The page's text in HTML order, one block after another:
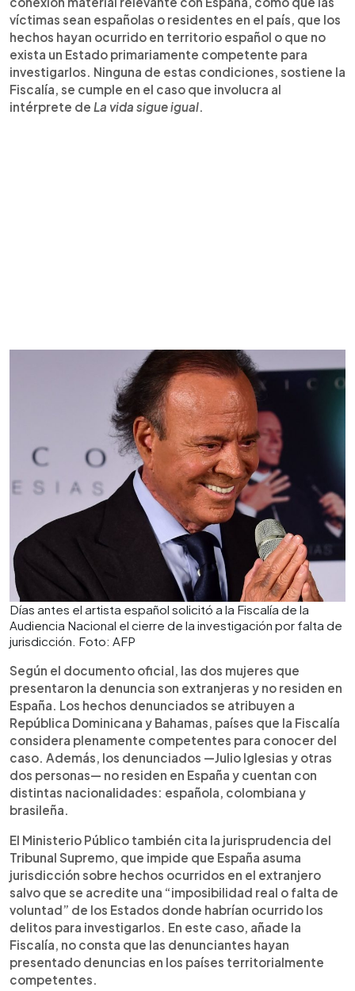
víctimas sean españolas o residentes en el país, que los
hechos hayan ocurrido en territorio español o que no
exista un Estado primariamente competente para
investigarlos. Ninguna de estas condiciones, sostiene la
Fiscalía, se cumple en el caso que involucra al
intérprete de La vida sigue igual.
Días antes el artista español solicitó a la Fiscalía de la
Audiencia Nacional el cierre de la investigación por falta de
jurisdicción. Foto: AFP
Según el documento oficial, las dos mujeres que
presentaron la denuncia son extranjeras y no residen en
España. Los hechos denunciados se atribuyen a
República Dominicana y Bahamas, países que la Fiscalía
considera plenamente competentes para conocer del
caso. Además, los denunciados —Julio Iglesias y otras
dos personas— no residen en España y cuentan con
distintas nacionalidades: española, colombiana y
brasileña.
El Ministerio Público también cita la jurisprudencia del
Tribunal Supremo, que impide que España asuma
jurisdicción sobre hechos ocurridos en el extranjero
salvo que se acredite una “imposibilidad real o falta de
voluntad” de los Estados donde habrían ocurrido los
delitos para investigarlos. En este caso, añade la
Fiscalía, no consta que las denunciantes hayan
presentado denuncias en los países territorialmente
competentes.